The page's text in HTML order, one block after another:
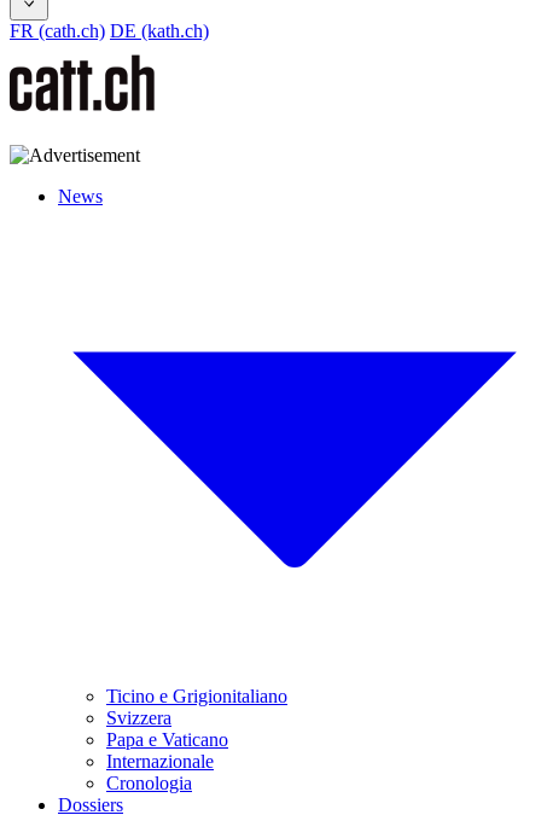
FR (cath.ch) DE (kath.ch)
News
Ticino e Grigionitaliano
Svizzera
Papa e Vaticano
Internazionale
Cronologia
Dossiers